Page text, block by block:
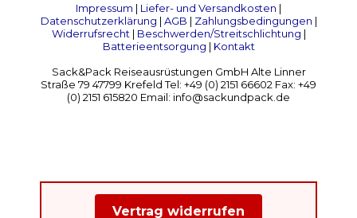
Impressum | Liefer- und Versandkosten |
Datenschutzerklärung | AGB | Zahlungsbedingungen |
Widerrufsrecht | Beschwerden/Streitschlichtung |
Batterieentsorgung | Kontakt
Sack&Pack Reiseausrüstungen GmbH Alte Linner
Straße 79 47799 Krefeld Tel: +49 (0) 2151 66602 Fax: +49
(0) 2151 615820 Email: info@sackundpack.de
Vertrag widerrufen